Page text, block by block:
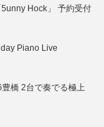
Hock」 予約受付
Piano Live
橋 2台で奏でる極上